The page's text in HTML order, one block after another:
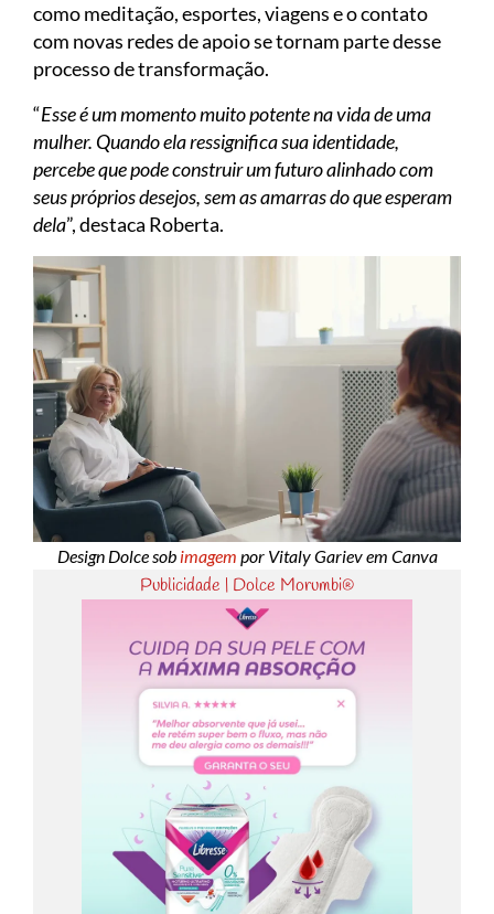
como meditação, esportes, viagens e o contato
com novas redes de apoio se tornam parte desse
processo de transformação.
“Esse é um momento muito potente na vida de uma
mulher. Quando ela ressignifica sua identidade,
percebe que pode construir um futuro alinhado com
seus próprios desejos, sem as amarras do que esperam
dela”, destaca Roberta.
Design Dolce sob imagem por Vitaly Gariev em Canva
Publicidade | Dolce Morumbi®